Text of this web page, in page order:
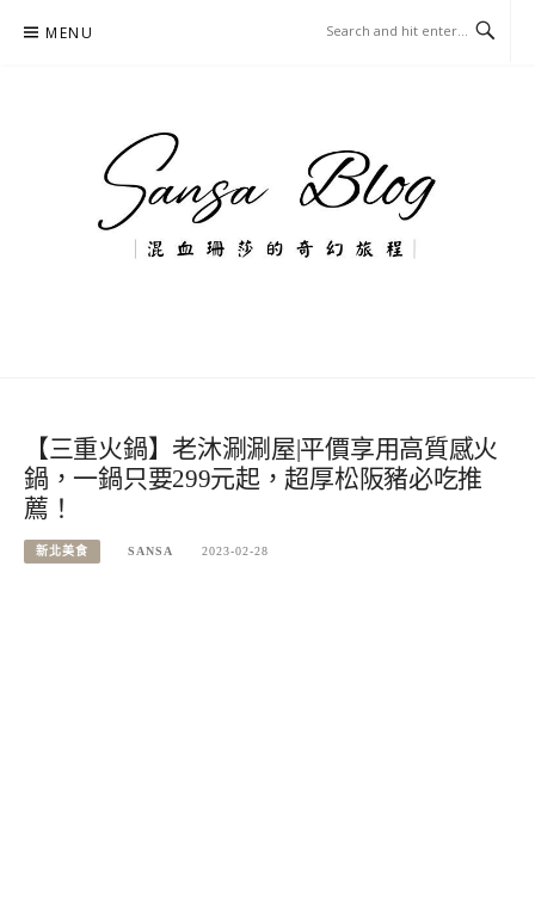
MENU
【三重火鍋】老沐涮涮屋|平價享用高質感火
鍋，一鍋只要299元起，超厚松阪豬必吃推
薦！
新北美食 SANSA 2023-02-28